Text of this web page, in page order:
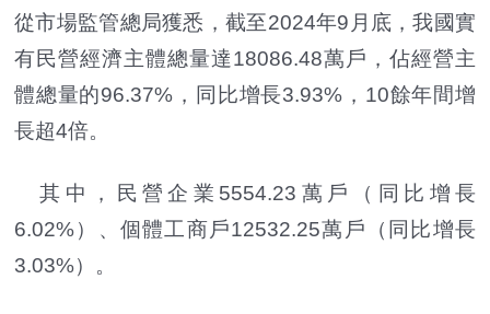
從市場監管總局獲悉，截至2024年9月底，我國實
有民營經濟主體總量達18086.48萬戶，佔經營主
體總量的96.37%，同比增長3.93%，10餘年間增
長超4倍。
其中，民營企業5554.23萬戶（同比增長
6.02%）、個體工商戶12532.25萬戶（同比增長
3.03%）。